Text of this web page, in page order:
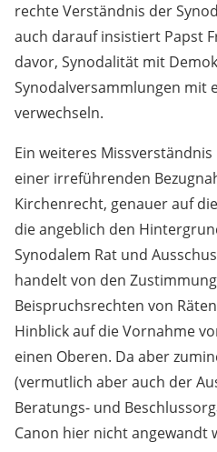
rechte Verständnis der
auch darauf insistiert Papst
davor, Synodalität mit
Synodalversammlungen mit
verwechseln.
Ein weiteres
einer irreführenden
Kirchenrecht, genauer auf
die angeblich den
Synodalem Rat und
handelt von den
Beispruchsrechten von
Hinblick auf die Vornahme
einen Oberen. Da aber
(vermutlich aber auch der
Beratungs- und
Canon hier nicht angewandt